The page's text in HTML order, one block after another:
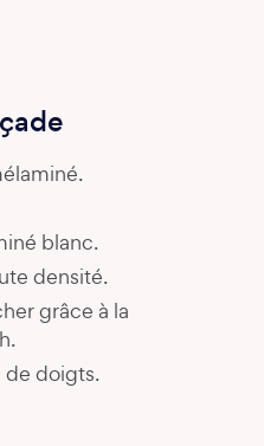
blanc.
densité.
grâce à la
de doigts.